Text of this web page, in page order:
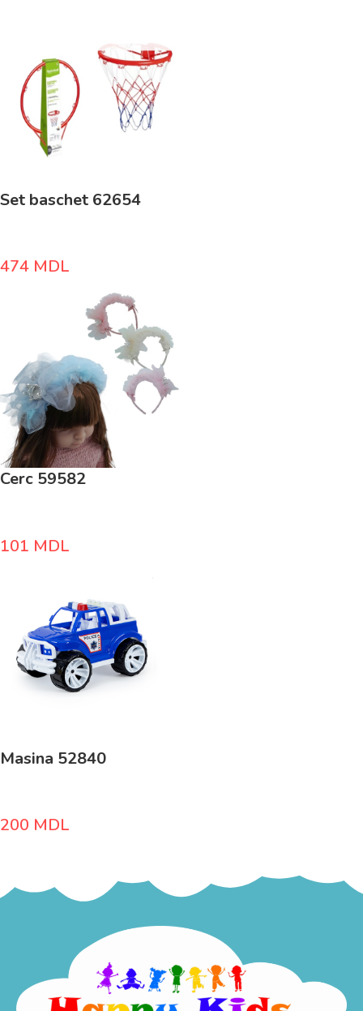
Set baschet 62654
474 MDL
Cerc 59582
101 MDL
Masina 52840
200 MDL